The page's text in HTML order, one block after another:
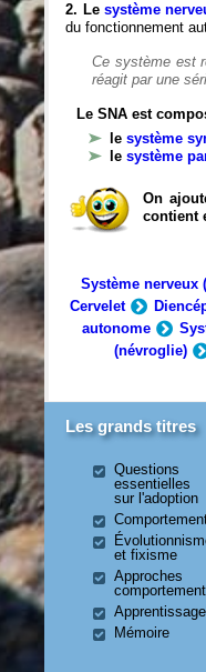
2. Le système
du fonctionnement
Ce système est
réagit par une
Le SNA est
lesystème
lesystème
On
contient
Système nerveux
Cervelet
autonome
(névroglie)
Les grands titres
Questions
essentielles
sur l'adoption
et fixisme
Approches
Apprentissage
Mémoire